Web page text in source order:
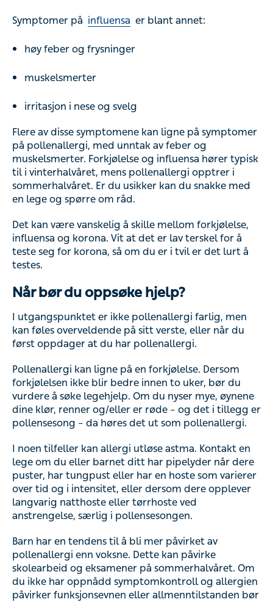
Symptomer på influensa er blant annet:
høy feber og frysninger
muskelsmerter
irritasjon i nese og svelg
Flere av disse symptomene kan ligne på symptomer
på pollenallergi, med unntak av feber og
muskelsmerter. Forkjølelse og influensa hører typisk
til i vinterhalvåret, mens pollenallergi opptrer i
sommerhalvåret. Er du usikker kan du snakke med
en lege og spørre om råd.
Det kan være vanskelig å skille mellom forkjølelse,
influensa og korona. Vit at det er lav terskel for å
teste seg for korona, så om du er i tvil er det lurt å
testes.
Når bør du oppsøke hjelp?
I utgangspunktet er ikke pollenallergi farlig, men
kan føles overveldende på sitt verste, eller når du
først oppdager at du har pollenallergi.
Pollenallergi kan ligne på en forkjølelse. Dersom
forkjølelsen ikke blir bedre innen to uker, bør du
vurdere å søke legehjelp. Om du nyser mye, øynene
dine klør, renner og/eller er røde – og det i tillegg er
pollensesong – da høres det ut som pollenallergi.
I noen tilfeller kan allergi utløse astma. Kontakt en
lege om du eller barnet ditt har pipelyder når dere
puster, har tungpust eller har en hoste som varierer
over tid og i intensitet, eller dersom dere opplever
langvarig natthoste eller tørrhoste ved
anstrengelse, særlig i pollensesongen.
Barn har en tendens til å bli mer påvirket av
pollenallergi enn voksne. Dette kan påvirke
skolearbeid og eksamener på sommerhalvåret. Om
du ikke har oppnådd symptomkontroll og allergien
påvirker funksjonsevnen eller allmenntilstanden bør